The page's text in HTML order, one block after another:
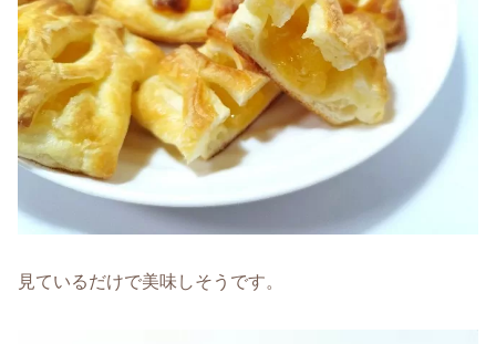
見ているだけで美味しそうです。